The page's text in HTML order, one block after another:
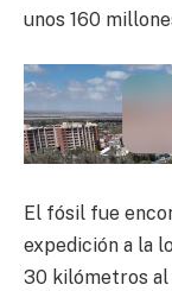
unos 160
El fósil fue
expedición a la
30 kilómetros al